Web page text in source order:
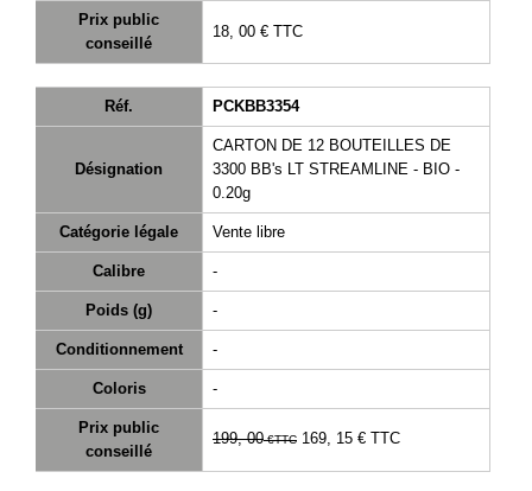
Prix public
conseillé
18, 00 € TTC
Réf. PCKBB3354
Désignation
CARTON DE 12 BOUTEILLES DE
3300 BB's LT STREAMLINE - BIO -
0.20g
Catégorie légale Vente libre
Calibre -
Poids (g) -
Conditionnement -
Coloris -
Prix public
conseillé
199, 00€TTC 169, 15 € TTC